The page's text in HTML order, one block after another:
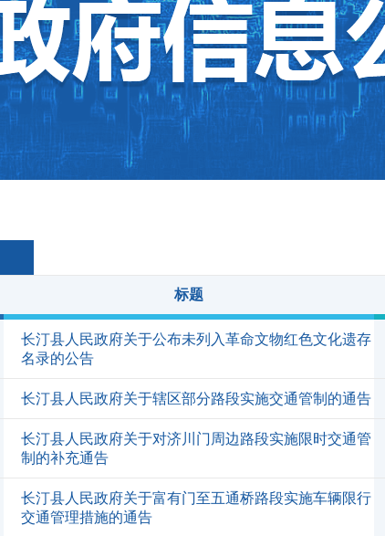
标题
长汀县人民政府关于公布未列入革命文物红色文化遗存
名录的公告
长汀县人民政府关于辖区部分路段实施交通管制的通告
长汀县人民政府关于对济川门周边路段实施限时交通管
制的补充通告
长汀县人民政府关于富有门至五通桥路段实施车辆限行
交通管理措施的通告